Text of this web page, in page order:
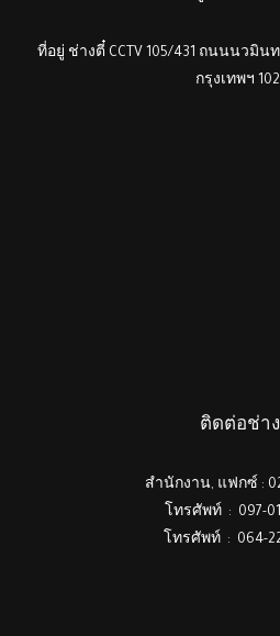
ที่อยู่ ช่างตี๋ CCTV 105/431 ถนนนวมิ
กรุงเทพฯ
ติดต่อช่า
สำนักงาน, แฟกซ์ :
โทรศัพท์ : 097-
โทรศัพท์ : 064-